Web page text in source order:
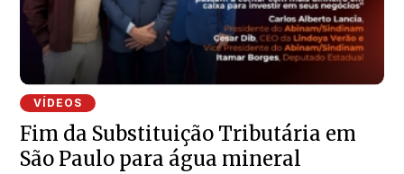
VÍDEOS
Fim da Substituição Tributária em
São Paulo para água mineral